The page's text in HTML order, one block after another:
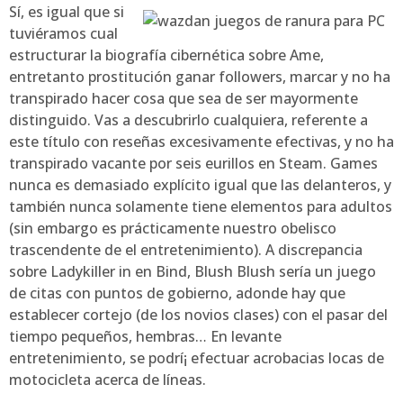
Sí, es igual que si
tuviéramos cual
estructurar la biografía cibernética sobre Ame,
entretanto prostitución ganar followers, marcar y no ha
transpirado hacer cosa que sea de ser mayormente
distinguido. Vas a descubrirlo cualquiera, referente a
este título con reseñas excesivamente efectivas, y no ha
transpirado vacante por seis eurillos en Steam. Games
nunca es demasiado explícito igual que las delanteros, y
también nunca solamente tiene elementos para adultos
(sin embargo es prácticamente nuestro obelisco
trascendente de el entretenimiento). A discrepancia
sobre Ladykiller in en Bind, Blush Blush serí­a un juego
de citas con puntos de gobierno, adonde hay que
establecer cortejo (de los novios clases) con el pasar del
tiempo pequeños, hembras… En levante
entretenimiento, se podrí¡ efectuar acrobacias locas de
motocicleta acerca de líneas.